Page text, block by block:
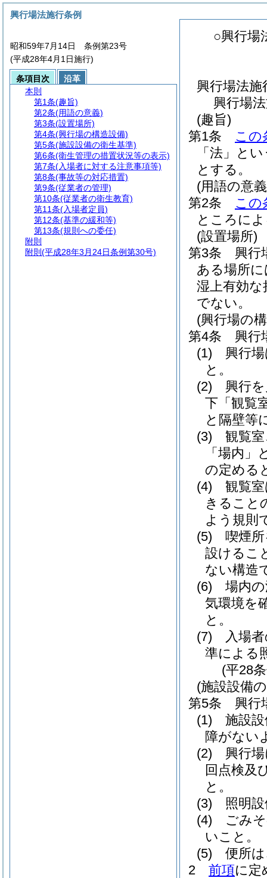
○興行場
興行場法
興行場
(趣旨)
第1条
この
「法」と
とする。
(用語の意
第2条
この
ところに
(設置場所)
第3条
興行
ある場所
湿上有効
でない。
(興行場の
第4条
興行
(1)
興行
と。
(2)
興行
下「観覧
と隔壁等
(3)
観覧
「場内」
の定める
(4)
観覧
きること
よう規則
(5)
喫煙
設けるこ
ない構造
(6)
場内
気環境を
と。
(7)
入場
準による
(平28
(施設設備
第5条
興行
(1)
施設
障がない
(2)
興行
回点検及
と。
(3)
照明
(4)
ごみ
いこと。
(5)
便所
2
前項に定
興行場法施行条例
昭和59年7月14日 条例第23号
(平成28年4月1日施行)
条項目次
沿革
本則
第1条(趣旨)
第2条(用語の意義)
第3条(設置場所)
第4条(興行場の構造設備)
第5条(施設設備の衛生基準)
第6条(衛生管理の措置状況等の表示)
第7条(入場者に対する注意事項等)
第8条(事故等の対応措置)
第9条(従業者の管理)
第10条(従業者の衛生教育)
第11条(入場者定員)
第12条(基準の緩和等)
第13条(規則への委任)
附則
附則 (平成28年3月24日条例第30号)